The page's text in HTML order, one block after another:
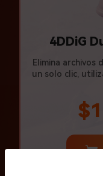
4DDiG
Elimina archivos
un solo clic,